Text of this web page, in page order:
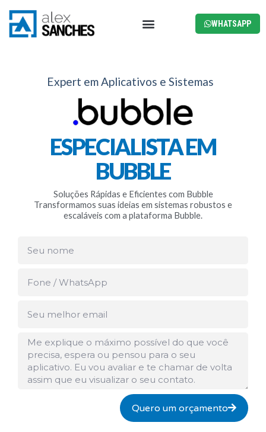
Menu WHATSAPP
Expert em Aplicativos e Sistemas
ESPECIALISTA EM
BUBBLE
Soluções Rápidas e Eficientes com Bubble
Transformamos suas ideias em sistemas robustos e
escaláveis com a plataforma Bubble.
nome
Mensagem
Quero um orçamento